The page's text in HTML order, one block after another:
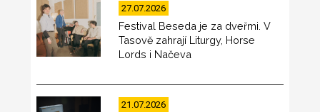
27.07.2026
Festival Beseda je za dveřmi. V
Tasově zahrají Liturgy, Horse
Lords i Načeva
21.07.2026